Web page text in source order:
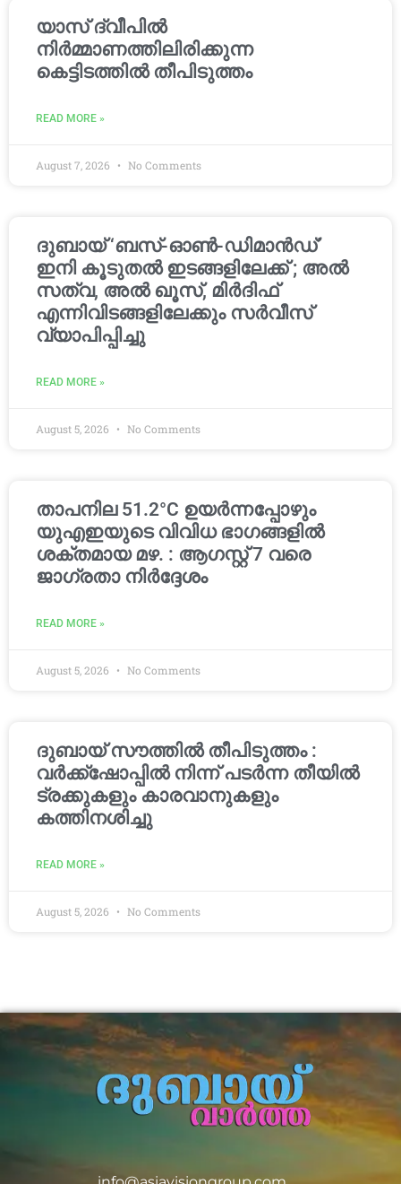
യാസ് ദ്വീപിൽ
നിർമ്മാണത്തിലിരിക്കുന്ന
കെട്ടിടത്തിൽ തീപിടുത്തം
READ MORE »
August 7, 2026 No Comments
ദുബായ് ‘ബസ്-ഓൺ-ഡിമാൻഡ്’
ഇനി കൂടുതൽ ഇടങ്ങളിലേക്ക് ; അൽ
സത്വ, അൽ ഖൂസ്, മിർദിഫ്
എന്നിവിടങ്ങളിലേക്കും സർവീസ്
വ്യാപിപ്പിച്ചു
READ MORE »
August 5, 2026 No Comments
താപനില 51.2°C ഉയർന്നപ്പോഴും
യുഎഇയുടെ വിവിധ ഭാഗങ്ങളിൽ
ശക്തമായ മഴ. : ആഗസ്റ്റ് 7 വരെ
ജാഗ്രതാ നിർദ്ദേശം
READ MORE »
August 5, 2026 No Comments
ദുബായ് സൗത്തിൽ തീപിടുത്തം :
വർക്ക്‌ഷോപ്പിൽ നിന്ന് പടർന്ന തീയിൽ
ട്രക്കുകളും കാരവാനുകളും
കത്തിനശിച്ചു
READ MORE »
August 5, 2026 No Comments